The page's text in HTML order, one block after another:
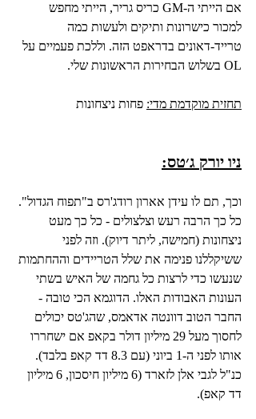
אם הייתי ה-GM כריס גריר, הייתי מחפש
למכור כישרונות ותיקים ולעשות כמה
טרייד-דאונים בדראפט הזה. וללכת פעמיים על
OL בשלוש הבחירות הראשונות שלי.
תחזית מוקדמת מדי: פחות ניצחונות
ניו יורק ג׳טס:
וכך, תם לו עידן אארון רודג'רס ב"תפוח הגדול".
כל כך הרבה רעש וצלצולים - כל כך מעט
ניצחונות (חמישה, ליתר דיוק). וזה לפני
ששיקללנו פנימה את שלל הטריידים וההחתמות
שנעשו כדי לרצות כל גחמה של האיש בשתי
העונות האבודות האלו. הדוגמא הכי טובה -
החבר הטוב דוונטה אדאמס, שהג'טס יכולים
לחסוך מעל 29 מיליון דולר בקאפ אם ישחררו
אותו לפני ה-1 ביוני (עם 8.3 דד קאפ בלבד).
כנ"ל לגבי אלן לזארד (6 מיליון חיסכון, 6 מיליון
דד קאפ).